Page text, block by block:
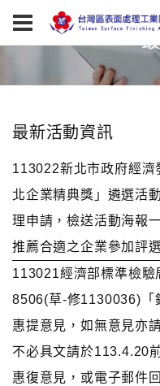
最新活動資訊
113022新北市政府經
北企業精典獎」遴選活
理申請，檢送活動海報
推薦合適之企業參加評
113021經濟部標準檢
8506(草-修1130036)「
惠提意見，如無意見亦
不必具文請於113.4.20
惠復意見，或電子郵件